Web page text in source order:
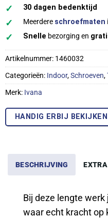
✓ 30 dagen bedenktijd
✓ Meerdere schroefmaten
✓ Snelle bezorging en
Artikelnummer: 1460032
Categorieën: Indoor,Schroeven,
Merk: Ivana
HANDIG ERBIJ BEKIJKEN
BESCHRIJVING
Bij deze lengte
waar echt kracht op